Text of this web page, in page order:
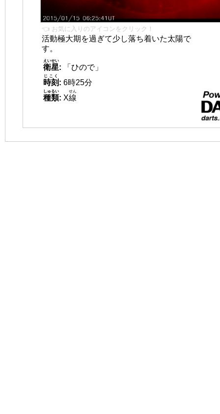
👈 お気に入りのアイコンをクリック！
活動極大期を過ぎて少し落ち着いた太陽で
す。
衛星
えいせい
:
「ひので」
時刻
じこく
: 6時25分
種類
しゅるい
: X線
せん